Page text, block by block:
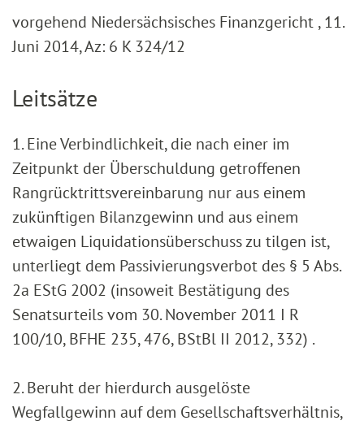
vorgehend Niedersächsisches Finanzgericht , 11.
Juni 2014, Az: 6 K 324/12
Leitsätze
1. Eine Verbindlichkeit, die nach einer im
Zeitpunkt der Überschuldung getroffenen
Rangrücktrittsvereinbarung nur aus einem
zukünftigen Bilanzgewinn und aus einem
etwaigen Liquidationsüberschuss zu tilgen ist,
unterliegt dem Passivierungsverbot des § 5 Abs.
2a EStG 2002 (insoweit Bestätigung des
Senatsurteils vom 30. November 2011 I R
100/10, BFHE 235, 476, BStBl II 2012, 332) .
2. Beruht der hierdurch ausgelöste
Wegfallgewinn auf dem Gesellschaftsverhältnis,